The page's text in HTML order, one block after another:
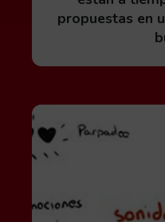
propuestas en
Leer más acerca